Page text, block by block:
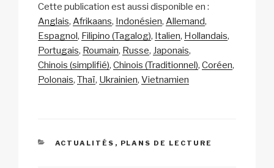
p
y
Li
n
ail c
e
b
o
at
s
A
p
a
p
c
h
ta
g
Cette publication est aussi disponible en :
Anglais Afrikaans Indonésien Allemand
Espagnol Filipino (Tagalog) Italien Hollandais
Portugais Roumain Russe Japonais
Chinois (simplifié) Chinois (Traditionnel) Coréen
Polonais Thaï Ukrainien Vietnamien
CATÉGORIES
ACTUALITÉS , PLANS DE LECTURE